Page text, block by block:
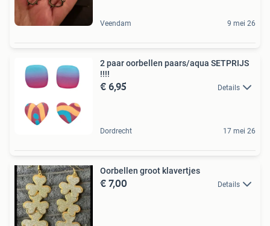
Veendam 9 mei 26
2 paar oorbellen paars/aqua SETPRIJS
!!!!
€ 6,95 Details
Dordrecht 17 mei 26
Oorbellen groot klavertjes
€ 7,00 Details